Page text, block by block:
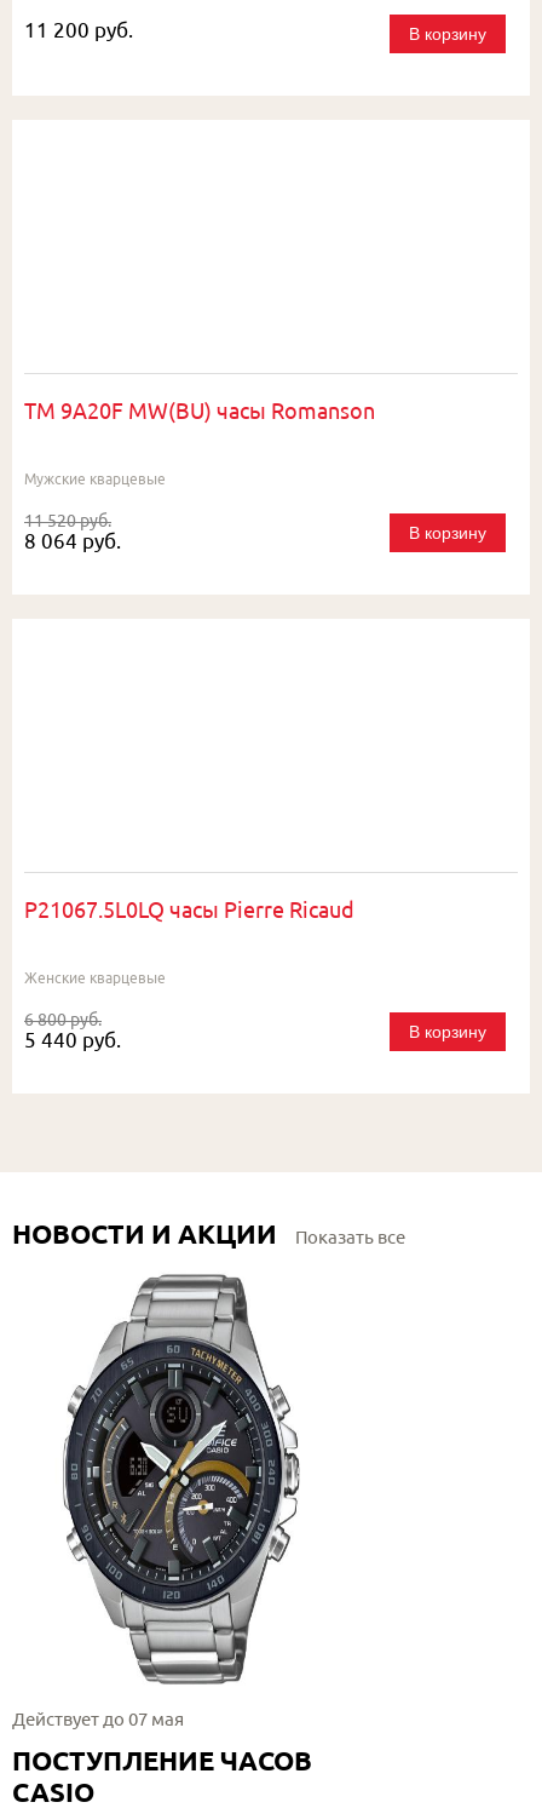
11 200 руб. В корзину
TM 9A20F MW(BU) часы Romanson
Мужские кварцевые
11 520 руб.
8 064 руб. В корзину
P21067.5L0LQ часы Pierre Ricaud
Женские кварцевые
6 800 руб.
5 440 руб. В корзину
НОВОСТИ И АКЦИИ Показать все
Действует до 07 мая
ПОСТУПЛЕНИЕ ЧАСОВ
CASIO